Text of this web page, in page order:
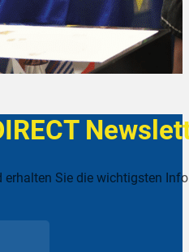
erhalten Sie die wichtigsten